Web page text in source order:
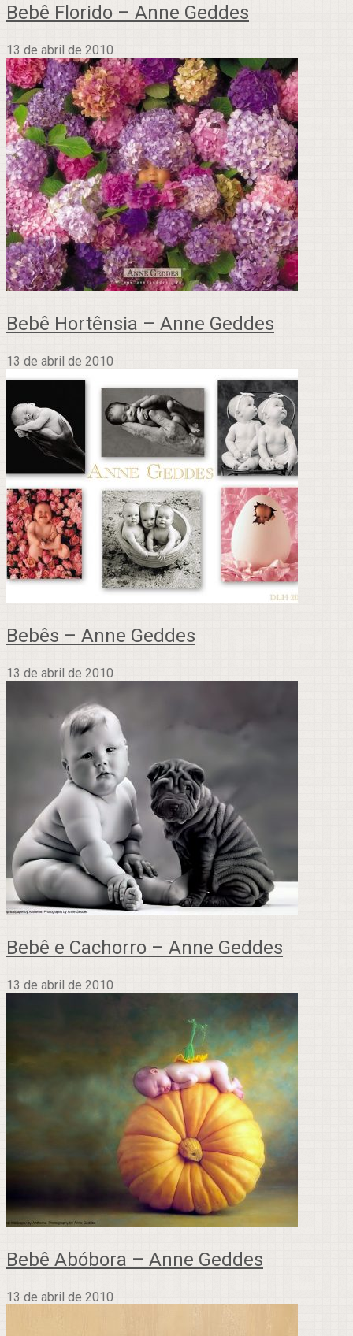
Bebê Florido – Anne Geddes
13 de abril de 2010
Bebê Hortênsia – Anne Geddes
13 de abril de 2010
Bebês – Anne Geddes
13 de abril de 2010
Bebê e Cachorro – Anne Geddes
13 de abril de 2010
Bebê Abóbora – Anne Geddes
13 de abril de 2010